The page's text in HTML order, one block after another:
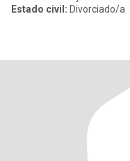
Estado civil: Divorciado/a